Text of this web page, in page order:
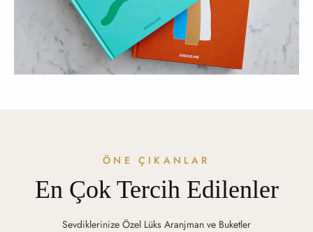
ÖNE ÇIKANLAR
En Çok Tercih Edilenler
Sevdiklerinize Özel Lüks Aranjman ve Buketler